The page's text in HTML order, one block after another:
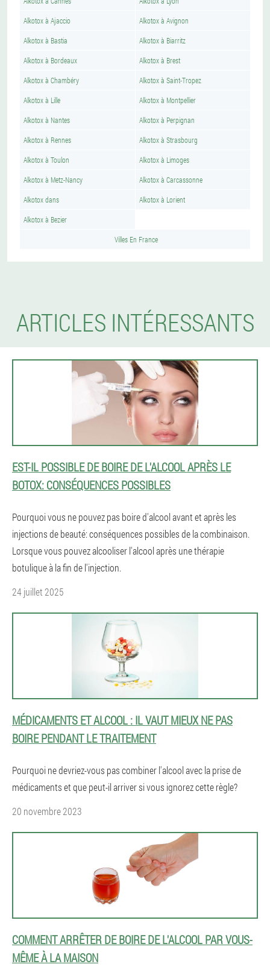
Alkotox à Ajaccio Alkotox à Avignon
Alkotox à Bastia Alkotox à Biarritz
Alkotox à Bordeaux Alkotox à Brest
Alkotox à Chambéry Alkotox à Saint-Tropez
Alkotox à Lille Alkotox à Montpellier
Alkotox à Nantes Alkotox à Perpignan
Alkotox à Rennes Alkotox à Strasbourg
Alkotox à Toulon Alkotox à Limoges
Alkotox à Metz-Nancy Alkotox à Carcassonne
Alkotox dans Alkotox à Lorient
Alkotox à Bezier
Villes En France
ARTICLES INTÉRESSANTS
EST-IL POSSIBLE DE BOIRE DE L'ALCOOL APRÈS LE
BOTOX: CONSÉQUENCES POSSIBLES
Pourquoi vous ne pouvez pas boire d'alcool avant et après les
injections de beauté: conséquences possibles de la combinaison.
Lorsque vous pouvez alcooliser l'alcool après une thérapie
botulique à la fin de l'injection.
24 juillet 2025
MÉDICAMENTS ET ALCOOL : IL VAUT MIEUX NE PAS
BOIRE PENDANT LE TRAITEMENT
Pourquoi ne devriez-vous pas combiner l'alcool avec la prise de
médicaments et que peut-il arriver si vous ignorez cette règle?
20 novembre 2023
COMMENT ARRÊTER DE BOIRE DE L'ALCOOL PAR VOUS-
MÊME À LA MAISON